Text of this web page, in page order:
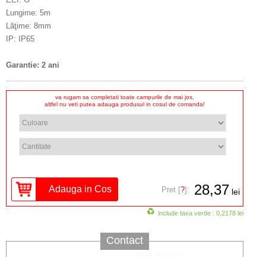
Lungime: 5m
Lăţime: 8mm
IP: IP65
Garantie: 2 ani
va rugam sa completati toate campurile de mai jos,
altfel nu veti putea adauga produsul in cosul de comanda!
Pret [?]: 28,37 lei
include taxa verde : 0,2178 lei
Contact